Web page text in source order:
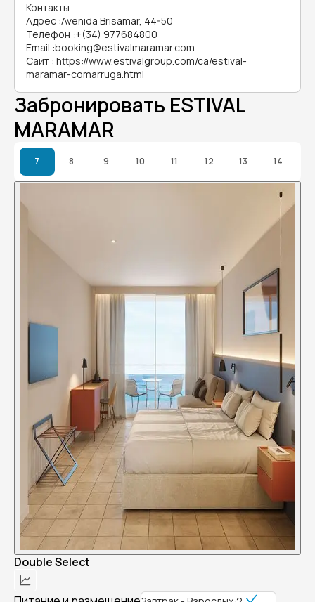
Контакты
Адрес :Avenida Brisamar, 44-50
Телефон :+(34) 977684800
Email :booking@estivalmaramar.com
Сайт : https://www.estivalgroup.com/ca/estival-
maramar-comarruga.html
Забронировать ESTIVAL
MARAMAR
7 8 9 10 11 12 13 14
Double Select